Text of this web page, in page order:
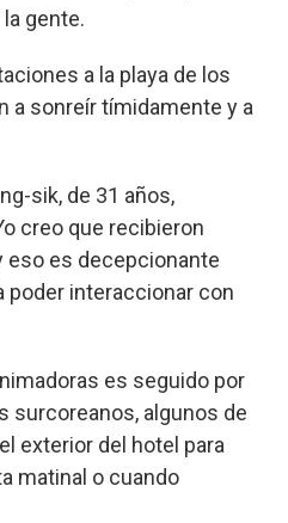
gente.
a la playa de los
a sonreír tímidamente y a
sik, de 31 años,
creo que recibieron
eso es decepcionante
poder interaccionar con
es seguido por
surcoreanos, algunos de
exterior del hotel para
matinal o cuando